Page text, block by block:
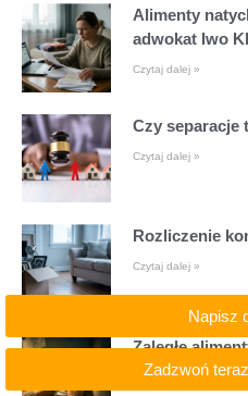
Alimenty
adwokat Iwo
Czytaj dalej »
Czy separacje
Czytaj dalej »
Rozliczenie
Czytaj dalej »
Zaległe
Czytaj dalej »
Napisz
Zadzwoń